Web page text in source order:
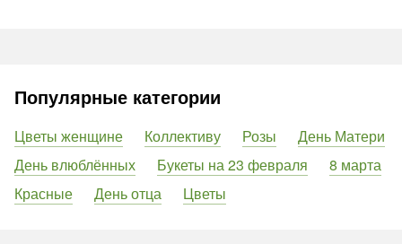
Популярные категории
Цветы женщине Коллективу Розы
День Матери
День влюблённых
Букеты на 23 февраля
8 марта
Красные
День отца Цветы